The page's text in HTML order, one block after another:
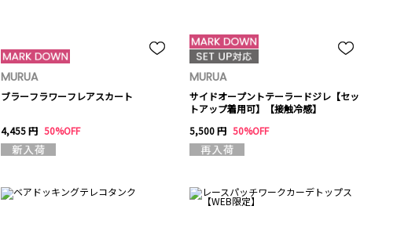
MURUA
ブラーフラワーフレアスカート
4,455 円 50%OFF
MURUA
サイドオープントテーラードジレ【セッ
トアップ着用可】【接触冷感】
5,500 円 50%OFF